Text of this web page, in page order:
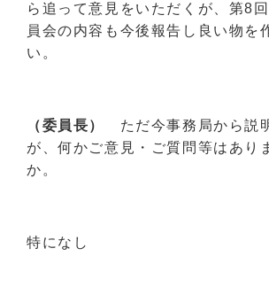
ら追って意見をいただくが、第8
員会の内容も今後報告し良い物を
い。
（委員長） ただ今事務局から説
が、何かご意見・ご質問等はあり
か。
特になし